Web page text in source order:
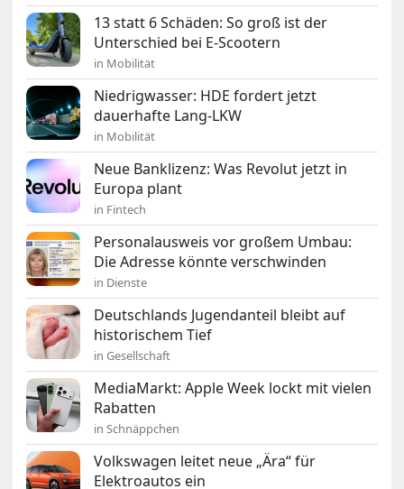
13 statt 6 Schäden: So groß ist der
Unterschied bei E-Scootern
in Mobilität
Niedrigwasser: HDE fordert jetzt
dauerhafte Lang-LKW
in Mobilität
Neue Banklizenz: Was Revolut jetzt in
Europa plant
in Fintech
Personalausweis vor großem Umbau:
Die Adresse könnte verschwinden
in Dienste
Deutschlands Jugendanteil bleibt auf
historischem Tief
in Gesellschaft
MediaMarkt: Apple Week lockt mit vielen
Rabatten
in Schnäppchen
Volkswagen leitet neue „Ära“ für
Elektroautos ein